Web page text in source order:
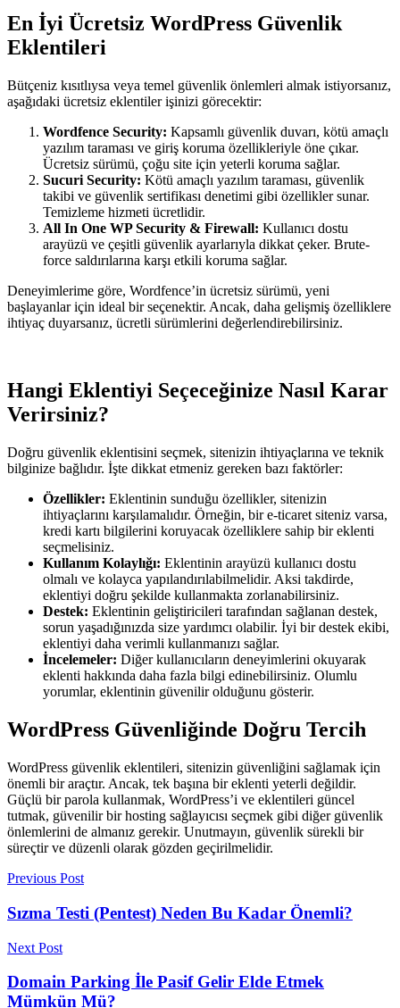
En İyi Ücretsiz WordPress Güvenlik
Eklentileri
Bütçeniz kısıtlıysa veya temel güvenlik önlemleri almak istiyorsanız,
aşağıdaki ücretsiz eklentiler işinizi görecektir:
Wordfence Security: Kapsamlı güvenlik duvarı, kötü amaçlı
yazılım taraması ve giriş koruma özellikleriyle öne çıkar.
Ücretsiz sürümü, çoğu site için yeterli koruma sağlar.
Sucuri Security: Kötü amaçlı yazılım taraması, güvenlik
takibi ve güvenlik sertifikası denetimi gibi özellikler sunar.
Temizleme hizmeti ücretlidir.
All In One WP Security & Firewall: Kullanıcı dostu
arayüzü ve çeşitli güvenlik ayarlarıyla dikkat çeker. Brute-
force saldırılarına karşı etkili koruma sağlar.
Deneyimlerime göre, Wordfence’in ücretsiz sürümü, yeni
başlayanlar için ideal bir seçenektir. Ancak, daha gelişmiş özelliklere
ihtiyaç duyarsanız, ücretli sürümlerini değerlendirebilirsiniz.
Hangi Eklentiyi Seçeceğinize Nasıl Karar
Verirsiniz?
Doğru güvenlik eklentisini seçmek, sitenizin ihtiyaçlarına ve teknik
bilginize bağlıdır. İşte dikkat etmeniz gereken bazı faktörler:
Özellikler: Eklentinin sunduğu özellikler, sitenizin
ihtiyaçlarını karşılamalıdır. Örneğin, bir e-ticaret siteniz varsa,
kredi kartı bilgilerini koruyacak özelliklere sahip bir eklenti
seçmelisiniz.
Kullanım Kolaylığı: Eklentinin arayüzü kullanıcı dostu
olmalı ve kolayca yapılandırılabilmelidir. Aksi takdirde,
eklentiyi doğru şekilde kullanmakta zorlanabilirsiniz.
Destek: Eklentinin geliştiricileri tarafından sağlanan destek,
sorun yaşadığınızda size yardımcı olabilir. İyi bir destek ekibi,
eklentiyi daha verimli kullanmanızı sağlar.
İncelemeler: Diğer kullanıcıların deneyimlerini okuyarak
eklenti hakkında daha fazla bilgi edinebilirsiniz. Olumlu
yorumlar, eklentinin güvenilir olduğunu gösterir.
WordPress Güvenliğinde Doğru Tercih
WordPress güvenlik eklentileri, sitenizin güvenliğini sağlamak için
önemli bir araçtır. Ancak, tek başına bir eklenti yeterli değildir.
Güçlü bir parola kullanmak, WordPress’i ve eklentileri güncel
tutmak, güvenilir bir hosting sağlayıcısı seçmek gibi diğer güvenlik
önlemlerini de almanız gerekir. Unutmayın, güvenlik sürekli bir
süreçtir ve düzenli olarak gözden geçirilmelidir.
Previous Post
Sızma Testi (Pentest) Neden Bu Kadar Önemli?
Next Post
Domain Parking İle Pasif Gelir Elde Etmek
Mümkün Mü?